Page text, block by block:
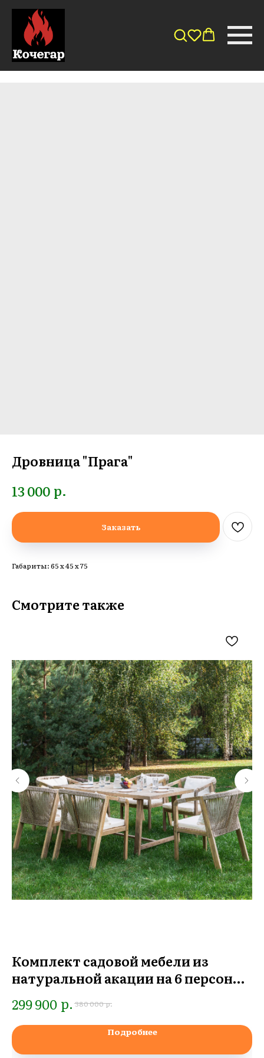
Дровница "Прага"
13 000 р.
Заказать
Габариты: 65 х 45 х 75
Смотрите также
Комплект садовой мебели из
натуральной акации на 6 персон
299 900 р. 380 000р.
Подробнее